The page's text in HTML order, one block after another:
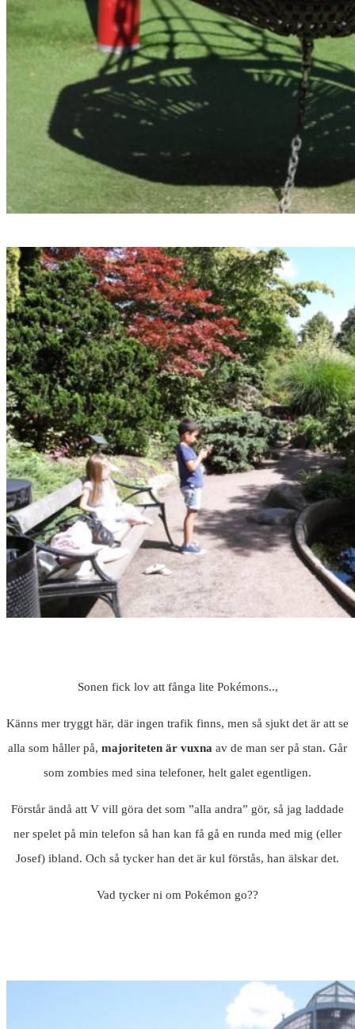
Sonen fick lov att fånga lite Pokémons..,
Känns mer tryggt här, där ingen trafik finns, men så sjukt det är att se
alla som håller på, majoriteten är vuxna av de man ser på stan. Går
som zombies med sina telefoner, helt galet egentligen.
Förstår ändå att V vill göra det som ”alla andra” gör, så jag laddade
ner spelet på min telefon så han kan få gå en runda med mig (eller
Josef) ibland. Och så tycker han det är kul förstås, han älskar det.
Vad tycker ni om Pokémon go??